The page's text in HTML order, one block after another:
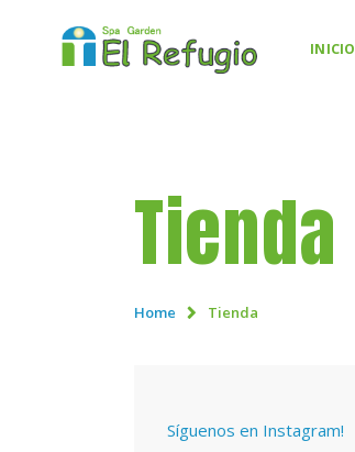
INICIO
Tienda
Home Tienda
Síguenos en Instagram!